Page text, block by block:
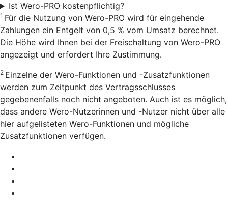
Ist Wero-PRO kostenpflichtig?
1 Für die Nutzung von Wero-PRO wird für eingehende
Zahlungen ein Entgelt von 0,5 % vom Umsatz berechnet.
Die Höhe wird Ihnen bei der Freischaltung von Wero-PRO
angezeigt und erfordert Ihre Zustimmung.
2 Einzelne der Wero-Funktionen und -Zusatzfunktionen
werden zum Zeitpunkt des Vertragsschlusses
gegebenenfalls noch nicht angeboten. Auch ist es möglich,
dass andere Wero-Nutzerinnen und -Nutzer nicht über alle
hier aufgelisteten Wero-Funktionen und mögliche
Zusatzfunktionen verfügen.